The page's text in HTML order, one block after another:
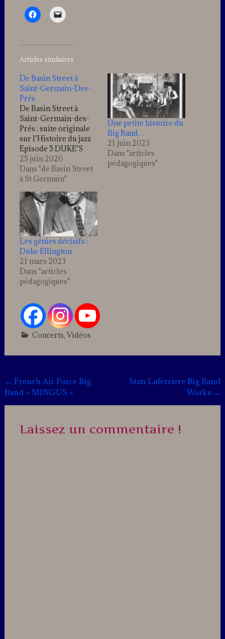
Articles similaires
De Basin Street à
Saint-Germain-Des-
Prés
De Basin Street à
Saint-Germain-des-
Prés : suite originale
sur l’Histoire du jazz
Episode 5 DUKE’S
SERENADE (Cotton
Club/Harlem 1938)
L’œuvre de Duke
et variée que l’on ne
sait par où l’aborder.
Et si parmi les univers
musicaux qu’il a
explorés, certains
sont d’une rare
complexité, il n’a
jamais…
25 juin 2020
Dans "de Basin Street
à St Germain"
Une petite histoire du
Big Band…
21 juin 2023
Dans "articles
pédagogiques"
Les génies décisifs :
Duke Ellington
21 mars 2023
Dans "articles
pédagogiques"
Concerts, Vidéos
a
Post
navigation
← French Air Force Big
Band « MINGUS »
Stan Laferriere Big Band
Works →
Laissez un commentaire !